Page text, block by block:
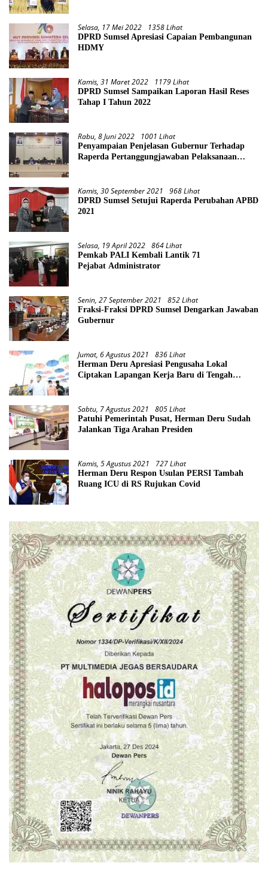
Selasa, 17 Mei 2022 1358 Lihat
DPRD Sumsel Apresiasi Capaian Pembangunan
HDMY
Kamis, 31 Maret 2022 1179 Lihat
DPRD Sumsel Sampaikan Laporan Hasil Reses
Tahap I Tahun 2022
Rabu, 8 Juni 2022 1001 Lihat
Penyampaian Penjelasan Gubernur Terhadap
Raperda Pertanggungjawaban Pelaksanaan
Kamis, 30 September 2021 968 Lihat
DPRD Sumsel Setujui Raperda Perubahan APBD
2021
Selasa, 19 April 2022 864 Lihat
Pemkab PALI Kembali Lantik 71
Pejabat Administrator
Senin, 27 September 2021 852 Lihat
Fraksi-Fraksi DPRD Sumsel Dengarkan Jawaban
Gubernur
Jumat, 6 Agustus 2021 836 Lihat
Herman Deru Apresiasi Pengusaha Lokal
Ciptakan Lapangan Kerja Baru di Tengah
Sabtu, 7 Agustus 2021 805 Lihat
Patuhi Pemerintah Pusat, Herman Deru Sudah
Jalankan Tiga Arahan Presiden
Kamis, 5 Agustus 2021 727 Lihat
Herman Deru Respon Usulan PERSI Tambah
Ruang ICU di RS Rujukan Covid